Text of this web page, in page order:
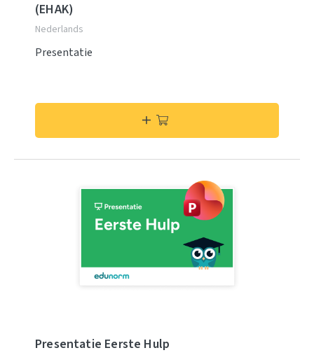
(EHAK)
Nederlands
Presentatie
Presentatie Eerste Hulp